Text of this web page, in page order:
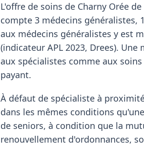
L'offre de soins de Charny Orée
compte 3 médecins généralistes,
aux médecins généralistes y est
(indicateur APL 2023, Drees).
aux spécialistes comme aux
payant.
À défaut de spécialiste à
dans les mêmes conditions
de seniors, à condition que la
renouvellement d'ordonnances,